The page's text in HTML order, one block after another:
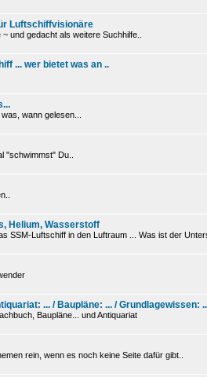
Luftschiffvisionäre
~ und gedacht als weitere Suchhilfe..
... wer bietet was an ..
wann gelesen...
"schwimmst" Du..
Helium, Wasserstoff
SSM-Luftschiff in den Luftraum ... Was ist der
... / Baupläne: ... / Grundlagewissen:
Baupläne... und Antiquariat
rein, wenn es noch keine Seite dafür gibt..